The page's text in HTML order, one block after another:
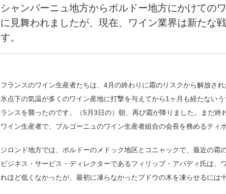
シャンパーニュ地方からボルドー地方にかけての
に見舞われましたが、現在、ワイン業界は新たな
す。
フランスのワイン生産者たちは、4月の終わりに霜のリスクから解放さ
氷点下の気温が多くのワイン産地に打撃を与えてから1ヶ月も経たない
ランスを襲ったのです。（5月3日の）朝、再び霜が降りました。まだ
ワイン生産者で、ブルゴーニュのワイン生産者組合の会長を務めるティ
ジロンド地方では、ボルドーのメドック地区とコニャックで、最近の霜
ビジネス・サービス・ディレクターであるフィリップ・アバディ氏は、
れほど低くなかったが、最初に凍らなかったブドウの木を凍らせるには